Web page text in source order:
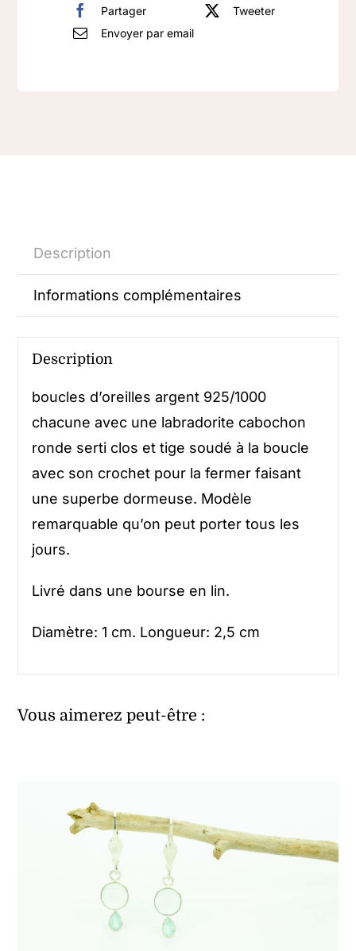
Partager
Tweeter
Envoyer par email
Description
Informations complémentaires
Description
boucles d’oreilles argent 925/1000
chacune avec une labradorite cabochon
ronde serti clos et tige soudé à la boucle
avec son crochet pour la fermer faisant
une superbe dormeuse. Modèle
remarquable qu’on peut porter tous les
jours.
Livré dans une bourse en lin.
Diamètre: 1 cm. Longueur: 2,5 cm
Vous aimerez peut-être :